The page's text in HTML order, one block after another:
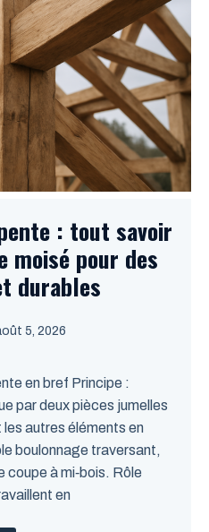
: tout savoir
moisé pour des
durables
5, 2026
en bref Principe :
par deux pièces jumelles
les autres éléments en
boulonnage traversant,
coupe à mi‑bois. Rôle
en